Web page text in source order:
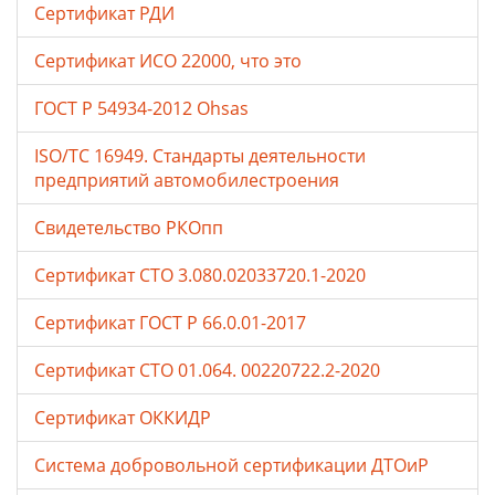
Сертификат РДИ
Сертификат ИСО 22000, что это
ГОСТ Р 54934-2012 Ohsas
ISO/TC 16949. Стандарты деятельности
предприятий автомобилестроения
Свидетельство РКОпп
Сертификат СТО 3.080.02033720.1-2020
Сертификат ГОСТ Р 66.0.01-2017
Сертификат СТО 01.064. 00220722.2-2020
Сертификат ОККИДР
Система добровольной сертификации ДТОиР